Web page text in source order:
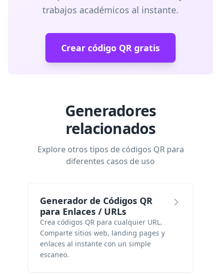
trabajos académicos al instante.
Crear código QR gratis
Generadores
relacionados
Explore otros tipos de códigos QR para
diferentes casos de uso
Generador de Códigos QR
para Enlaces / URLs
Crea códigos QR para cualquier URL.
Comparte sitios web, landing pages y
enlaces al instante con un simple
escaneo.